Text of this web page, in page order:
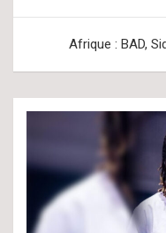
l’article
Afrique : BAD,